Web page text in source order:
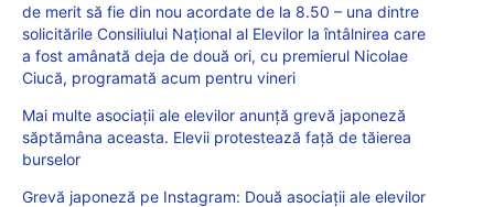
de merit să fie din nou acordate de la 8.50 – una dintre
solicitările Consiliului Național al Elevilor la întâlnirea care
a fost amânată deja de două ori, cu premierul Nicolae
Ciucă, programată acum pentru vineri
Mai multe asociații ale elevilor anunță grevă japoneză
săptămâna aceasta. Elevii protestează față de tăierea
burselor
Grevă japoneză pe Instagram: Două asociații ale elevilor